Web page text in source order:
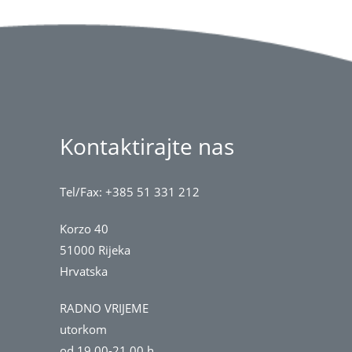
Kontaktirajte nas
Tel/Fax: +385 51 331 212
Korzo 40
51000 Rijeka
Hrvatska
RADNO VRIJEME
utorkom